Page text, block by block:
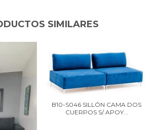
SIMILARES
B10-S046 SILLÓN CAMA DOS
CUERPOS S/ APOY...